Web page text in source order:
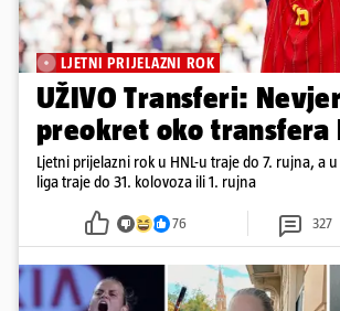
LJETNI PRIJELAZNI ROK
UŽIVO Transferi:
preokret oko transfera
Ljetni prijelazni rok u HNL-u traje do 7. rujna, a
liga traje do 31. kolovoza ili 1. rujna
76 327